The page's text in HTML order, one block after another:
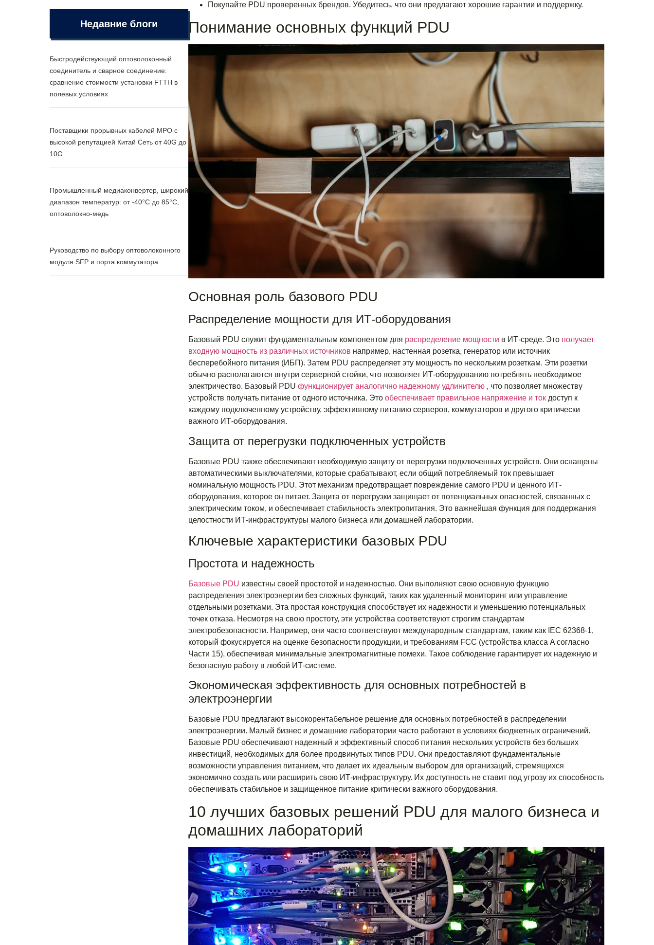
Недавние блоги
Быстродействующий оптоволоконный
соединитель и сварное соединение:
сравнение стоимости установки FTTH в
полевых условиях
Поставщики прорывных кабелей MPO с
высокой репутацией Китай Сеть от 40G до
10G
Промышленный медиаконвертер, широкий
диапазон температур: от -40°C до 85°C,
оптоволокно-медь
Руководство по выбору оптоволоконного
модуля SFP и порта коммутатора
Покупайте PDU проверенных брендов. Убедитесь, что они предлагают хорошие гарантии и поддержку.
Понимание основных функций PDU
Основная роль базового PDU
Распределение мощности для ИТ-оборудования
Базовый PDU служит фундаментальным компонентом для распределение мощности в ИТ-среде. Это получает
входную мощность из различных источников например, настенная розетка, генератор или источник
бесперебойного питания (ИБП). Затем PDU распределяет эту мощность по нескольким розеткам. Эти розетки
обычно располагаются внутри серверной стойки, что позволяет ИТ-оборудованию потреблять необходимое
электричество. Базовый PDU функционирует аналогично надежному удлинителю , что позволяет множеству
устройств получать питание от одного источника. Это обеспечивает правильное напряжение и ток доступ к
каждому подключенному устройству, эффективному питанию серверов, коммутаторов и другого критически
важного ИТ-оборудования.
Защита от перегрузки подключенных устройств
Базовые PDU также обеспечивают необходимую защиту от перегрузки подключенных устройств. Они оснащены
автоматическими выключателями, которые срабатывают, если общий потребляемый ток превышает
номинальную мощность PDU. Этот механизм предотвращает повреждение самого PDU и ценного ИТ-
оборудования, которое он питает. Защита от перегрузки защищает от потенциальных опасностей, связанных с
электрическим током, и обеспечивает стабильность электропитания. Это важнейшая функция для поддержания
целостности ИТ-инфраструктуры малого бизнеса или домашней лаборатории.
Ключевые характеристики базовых PDU
Простота и надежность
Базовые PDU известны своей простотой и надежностью. Они выполняют свою основную функцию
распределения электроэнергии без сложных функций, таких как удаленный мониторинг или управление
отдельными розетками. Эта простая конструкция способствует их надежности и уменьшению потенциальных
точек отказа. Несмотря на свою простоту, эти устройства соответствуют строгим стандартам
электробезопасности. Например, они часто соответствуют международным стандартам, таким как IEC 62368-1,
который фокусируется на оценке безопасности продукции, и требованиям FCC (устройства класса A согласно
Части 15), обеспечивая минимальные электромагнитные помехи. Такое соблюдение гарантирует их надежную и
безопасную работу в любой ИТ-системе.
Экономическая эффективность для основных потребностей в
электроэнергии
Базовые PDU предлагают высокорентабельное решение для основных потребностей в распределении
электроэнергии. Малый бизнес и домашние лаборатории часто работают в условиях бюджетных ограничений.
Базовые PDU обеспечивают надежный и эффективный способ питания нескольких устройств без больших
инвестиций, необходимых для более продвинутых типов PDU. Они предоставляют фундаментальные
возможности управления питанием, что делает их идеальным выбором для организаций, стремящихся
экономично создать или расширить свою ИТ-инфраструктуру. Их доступность не ставит под угрозу их способность
обеспечивать стабильное и защищенное питание критически важного оборудования.
10 лучших базовых решений PDU для малого бизнеса и
домашних лабораторий